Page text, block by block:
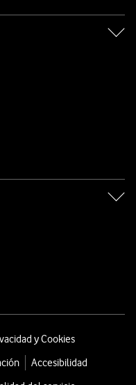
y Cookies
Accesibilidad